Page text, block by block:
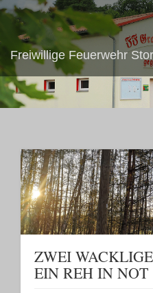
Freiwillige Feuerwehr
ZWEI
EIN REH IN NOT